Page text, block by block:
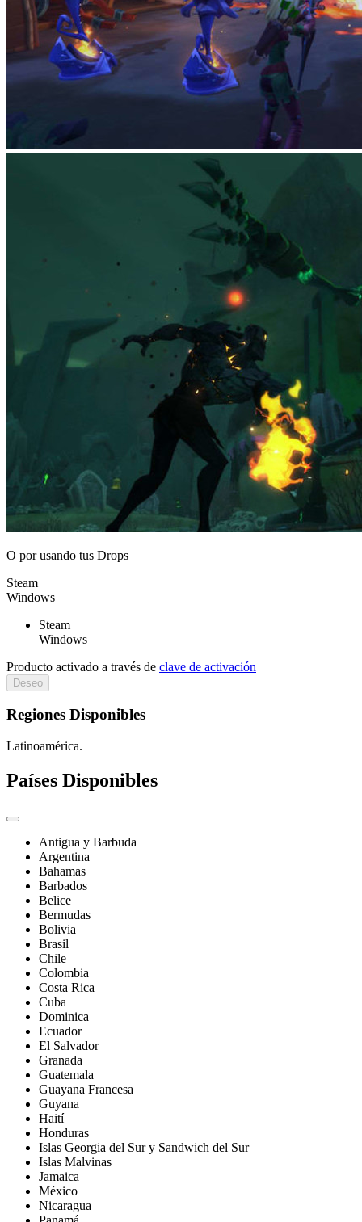
O porusando tus Drops
Steam
Windows
Steam
Windows
Producto activado a través de clave de activación
Deseo
Regiones Disponibles
Latinoamérica.
Países Disponibles
Antigua y Barbuda
Argentina
Bahamas
Barbados
Belice
Bermudas
Bolivia
Brasil
Chile
Colombia
Costa Rica
Cuba
Dominica
Ecuador
El Salvador
Granada
Guatemala
Guayana Francesa
Guyana
Haití
Honduras
Islas Georgia del Sur y Sandwich del Sur
Islas Malvinas
Jamaica
México
Nicaragua